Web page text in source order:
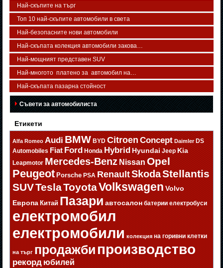
Най-скъпите на търг
Топ 10 най-скъпите автомобили в света
Най-безопасните нови автомобили
Най-скъпата колекция автомобили закова…
Най-мощният представен SUV
Най-многото платено за автомобил на…
Най-скъпата пазарна стойност
Съвети за автомобилиста
Етикети
Alfa Romeo Audi BMW BYD Citroen Concept Daimler DS
Automobiles Fiat Ford Honda Hybrid Hyundai Jeep Kia
Leapmotor Mercedes-Benz Nissan Opel
Peugeot Porsche PSA RenaultSkodaStellantis
SUVTeslaToyotaVolkswagen Volvo
Европа Китай Пазари автосалон батерии електробуси
електромобил
електромобили колекция на горивни клетки
на търг продажбипроизводство
рекорд юбилей